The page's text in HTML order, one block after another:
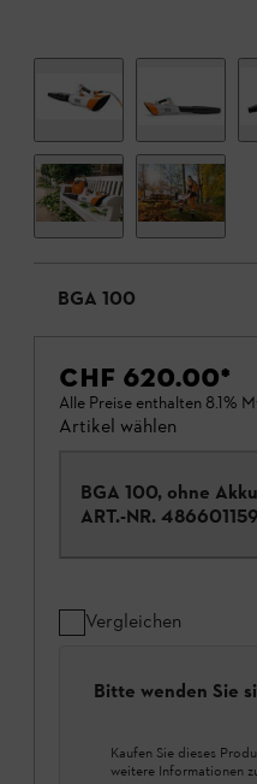
BGA 100
CHF 620.00*
Alle Preise enthalten 8.1%
Artikel wählen
BGA 100, ohne
ART.-NR.
Vergleichen
Bitte wenden Sie
Kaufen Sie dieses
weitere Informationen